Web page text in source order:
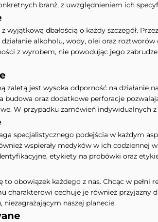
branż, z uwzględnieniem ich
wyjątkową dbałością o każdy szczegół.
alkoholu, wody, olei oraz
z wyrobem, nie powodując jego
zaletą jest wysoka odporność na
budowa oraz dodatkowe perforacje
W przypadku zamówień indywidualnych
specjalistycznego podejścia w każdym
wspierały medyków w ich codziennej
etykiety na probówki oraz
to obowiązek każdego z nas. Chcąc w
charakterowi cechuje je również
naszej planecie.